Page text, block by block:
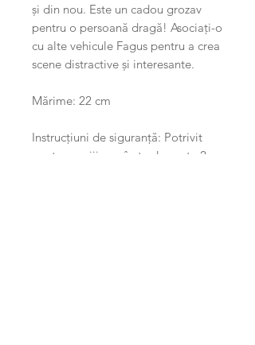
și din nou. Este un cadou grozav
pentru o persoană dragă! Asociați-o
cu alte vehicule Fagus pentru a crea
scene distractive și interesante.
Mărime: 22 cm
Instrucțiuni de siguranță: Potrivit
pentru copiii cu vârsta de peste 2